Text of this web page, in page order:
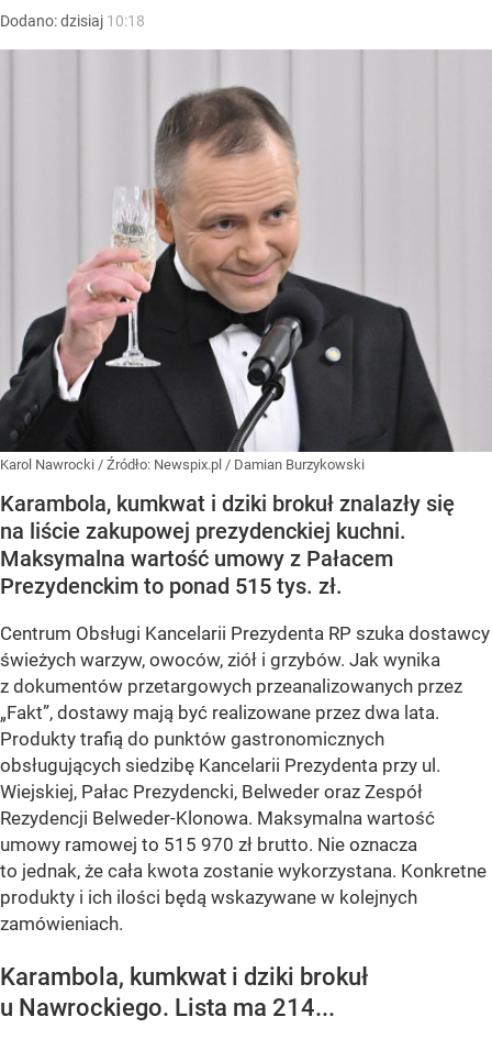
Dodano:dzisiaj 10:18
Karol Nawrocki / Źródło: Newspix.pl / Damian Burzykowski
Karambola, kumkwat i dziki brokuł znalazły się
na liście zakupowej prezydenckiej kuchni.
Maksymalna wartość umowy z Pałacem
Prezydenckim to ponad 515 tys. zł.
Centrum Obsługi Kancelarii Prezydenta RP szuka dostawcy
świeżych warzyw, owoców, ziół i grzybów. Jak wynika
z dokumentów przetargowych przeanalizowanych przez
„Fakt”, dostawy mają być realizowane przez dwa lata.
Produkty trafią do punktów gastronomicznych
obsługujących siedzibę Kancelarii Prezydenta przy ul.
Wiejskiej, Pałac Prezydencki, Belweder oraz Zespół
Rezydencji Belweder-Klonowa. Maksymalna wartość
umowy ramowej to 515 970 zł brutto. Nie oznacza
to jednak, że cała kwota zostanie wykorzystana. Konkretne
produkty i ich ilości będą wskazywane w kolejnych
zamówieniach.
Karambola, kumkwat i dziki brokuł
u Nawrockiego. Lista ma 214...